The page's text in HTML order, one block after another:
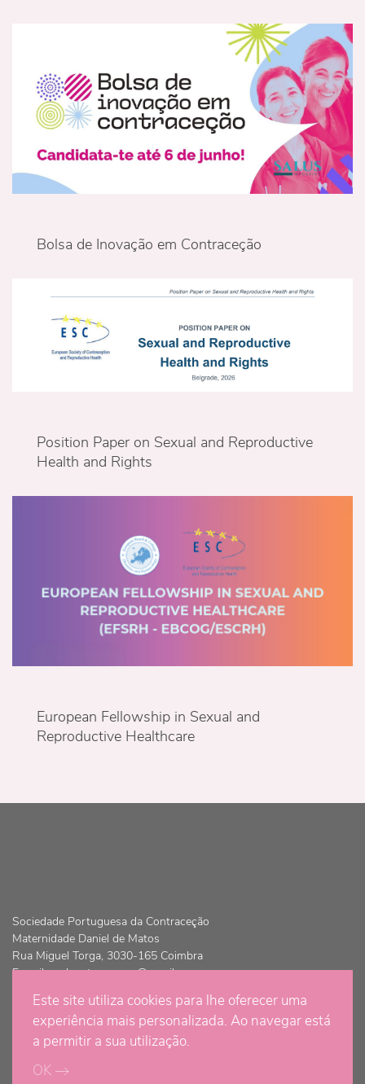
Este site utiliza cookies para lhe oferecer uma
experiência mais personalizada. Ao navegar está
a permitir a sua utilização.
OK
Bolsa de Inovação em Contraceção
Position Paper on Sexual and Reproductive
Health and Rights
European Fellowship in Sexual and
Reproductive Healthcare
Sociedade Portuguesa da Contraceção
Maternidade Daniel de Matos
Rua Miguel Torga, 3030-165 Coimbra
E-mail:spdcontracepcao@gmail.com
© Copyright 2021 - Sociedade Portuguesa da Contraceção | Todos
os direitos são reservados